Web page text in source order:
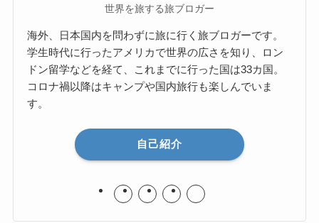
世界を旅する旅ブロガー
海外、日本国内を問わずに旅に行く旅ブロガーです。
学生時代に行ったアメリカで世界の広さを知り、ロン
ドン留学などを経て、これまでに行った国は33カ国。
コロナ禍以降はキャンプや国内旅行も楽しんでいま
す。
自己紹介